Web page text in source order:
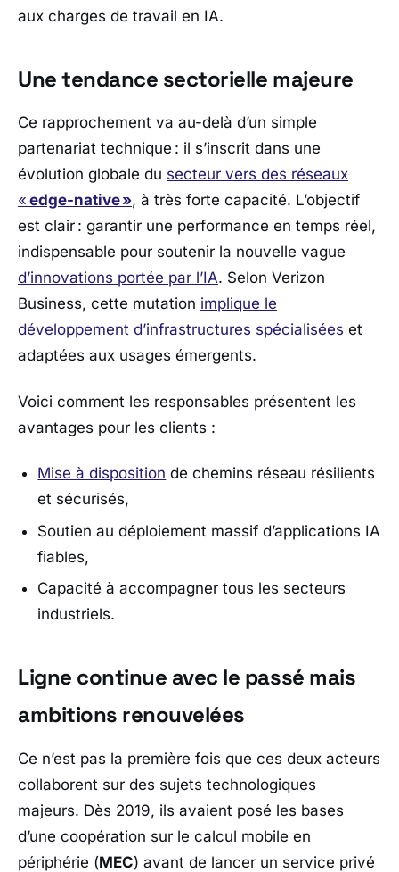
aux charges de travail en IA.
Une tendance sectorielle majeure
Ce rapprochement va au-delà d’un simple
partenariat technique : il s’inscrit dans une
évolution globale du secteur vers des réseaux
« edge-native », à très forte capacité. L’objectif
est clair : garantir une performance en temps réel,
indispensable pour soutenir la nouvelle vague
d’innovations portée par l’IA. Selon Verizon
Business, cette mutation implique le
développement d’infrastructures spécialisées et
adaptées aux usages émergents.
Voici comment les responsables présentent les
avantages pour les clients :
Mise à disposition de chemins réseau résilients
et sécurisés,
Soutien au déploiement massif d’applications IA
fiables,
Capacité à accompagner tous les secteurs
industriels.
Ligne continue avec le passé mais
ambitions renouvelées
Ce n’est pas la première fois que ces deux acteurs
collaborent sur des sujets technologiques
majeurs. Dès 2019, ils avaient posé les bases
d’une coopération sur le calcul mobile en
périphérie (MEC) avant de lancer un service privé